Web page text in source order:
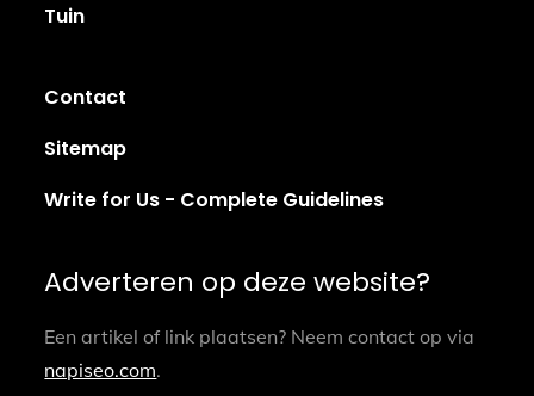
Tuin
Contact
Sitemap
Write for Us - Complete Guidelines
Adverteren op deze website?
Een artikel of link plaatsen? Neem contact op via
napiseo.com.